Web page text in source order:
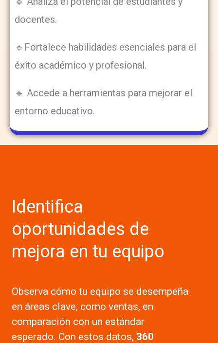
docentes.
🔹Fortalece habilidades esenciales para el
éxito académico y profesional.
🔹 Accede a herramientas para mejorar el
entorno educativo.
Identifica
oportunidades de
mejora en tu equipo
Observa cómo tu equipo se desempeña
en áreas clave, como ventas, en
comparación con un estándar
esperado. Con estos datos, 360